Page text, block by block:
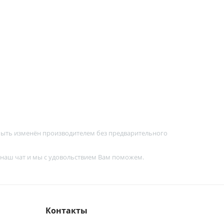
изменён производителем без предварительного
чат и мы с удовольствием Вам поможем.
Контакты